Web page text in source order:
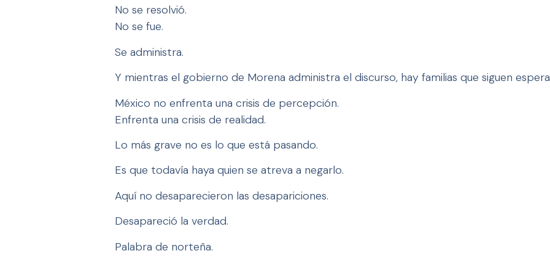
No se resolvió.
No se fue.
Se administra.
Y mientras el gobierno de Morena administra el discurso, hay familias que siguen
México no enfrenta una crisis de percepción.
Enfrenta una crisis de realidad.
Lo más grave no es lo que está pasando.
Es que todavía haya quien se atreva a negarlo.
Aquí no desaparecieron las desapariciones.
Desapareció la verdad.
Palabra de norteña.